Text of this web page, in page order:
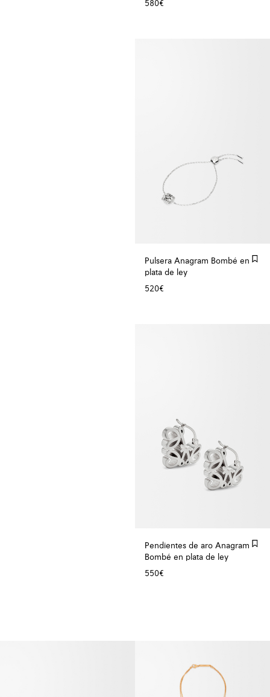
580€
Pulsera Anagram Bombé en
plata de ley
520€
Pendientes de aro Anagram
Bombé en plata de ley
550€